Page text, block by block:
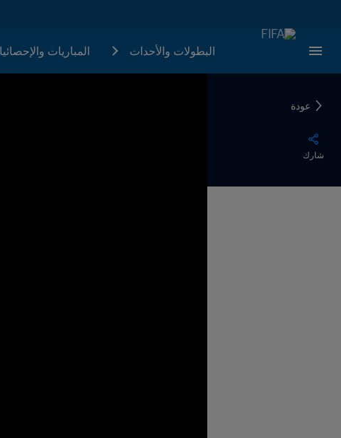
البطولات والأحدات المباريات
عودة
شارك